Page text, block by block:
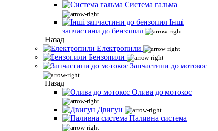
Система гальма
Інші
запчастини до бензопил
Назад
Електропили
Бензопили
Запчастини до мотокос
Назад
Олива до мотокос
Двигун
Паливна система